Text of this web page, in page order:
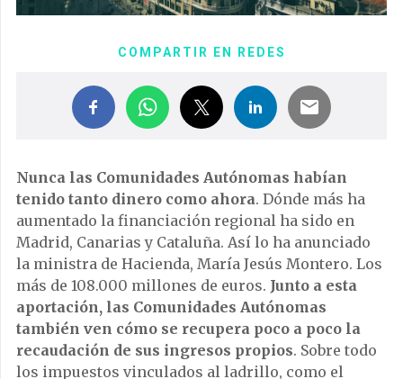
COMPARTIR EN REDES
Nunca las Comunidades Autónomas habían
tenido tanto dinero como ahora. Dónde más ha
aumentado la financiación regional ha sido en
Madrid, Canarias y Cataluña. Así lo ha anunciado
la ministra de Hacienda, María Jesús Montero. Los
más de 108.000 millones de euros. Junto a esta
aportación, las Comunidades Autónomas
también ven cómo se recupera poco a poco la
recaudación de sus ingresos propios. Sobre todo
los impuestos vinculados al ladrillo, como el